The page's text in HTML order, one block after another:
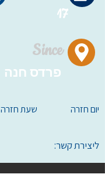
17
Since
פרדס חנה
שעת חזרה יום חזרה
ליצירת קשר: